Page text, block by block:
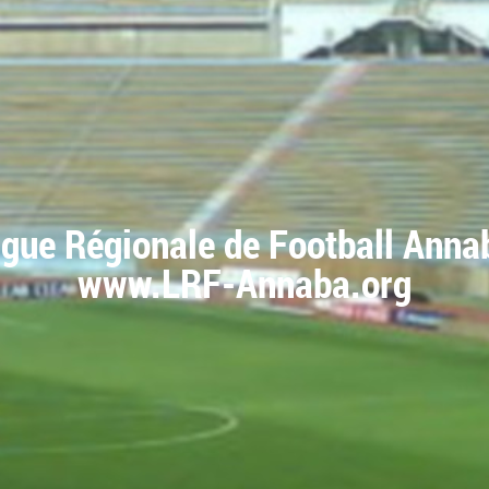
Régionale de Football
www.LRF-Annaba.org